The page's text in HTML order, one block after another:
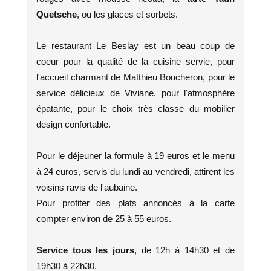
Quetsche, ou les glaces et sorbets.
Le restaurant Le Beslay est un beau coup de
coeur pour la qualité de la cuisine servie, pour
l'accueil charmant de Matthieu Boucheron, pour le
service délicieux de Viviane, pour l'atmosphère
épatante, pour le choix très classe du mobilier
design confortable.
Pour le déjeuner la formule à 19 euros et le menu
à 24 euros, servis du lundi au vendredi, attirent les
voisins ravis de l'aubaine.
Pour profiter des plats annoncés à la carte
compter environ de 25 à 55 euros.
Service tous les jours, de 12h à 14h30 et de
19h30 à 22h30.